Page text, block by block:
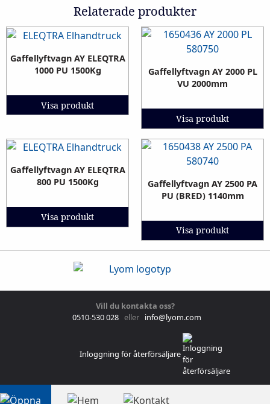
Relaterade produkter
Gaffellyftvagn AY ELEQTRA
1000 PU 1500Kg
Visa produkt
Gaffellyftvagn AY 2000 PL
VU 2000mm
Visa produkt
Gaffellyftvagn AY ELEQTRA
800 PU 1500Kg
Visa produkt
Gaffellyftvagn AY 2500 PA
PU (BRED) 1140mm
Visa produkt
Vill du kontakta oss?
0510-530 028 eller info@lyom.com
Inloggning för återförsäljare